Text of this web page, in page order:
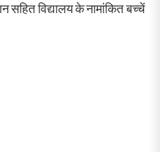
सहित विद्यालय के नामांकित बच्चें